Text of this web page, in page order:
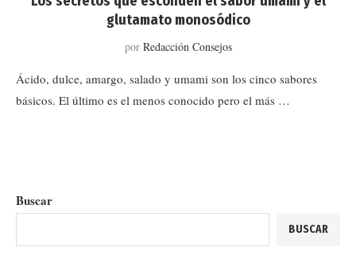
glutamato monosódico
por Redacción Consejos
Ácido, dulce, amargo, salado y umami son los cinco sabores
básicos. El último es el menos conocido pero el más …
Buscar
BUSCAR